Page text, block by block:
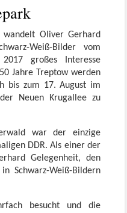
wandelt Oliver Gerhard
Weiß-Bilder vom
großes Interesse
Jahre Treptow werden
bis zum 17. August im
Neuen Krugallee zu
war der einzige
DDR. Als einer der
Gelegenheit, den
Schwarz-Weiß-Bildern
besucht und die